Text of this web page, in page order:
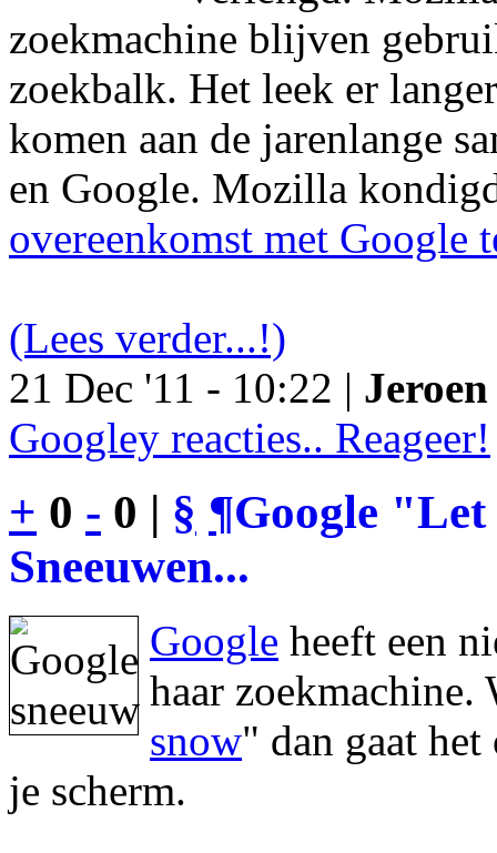
zoekmachine blijven
zoekbalk. Het leek er
komen aan de jarenlange
en Google. Mozilla
overeenkomst met Google
(Lees verder...!)
21 Dec '11 - 10:22 |
Googley reacties.. Reageer!
+ 0 - 0 | § ¶Google
Sneeuwen...
Google heeft een
haar zoekmachine.
snow" dan gaat
je scherm.